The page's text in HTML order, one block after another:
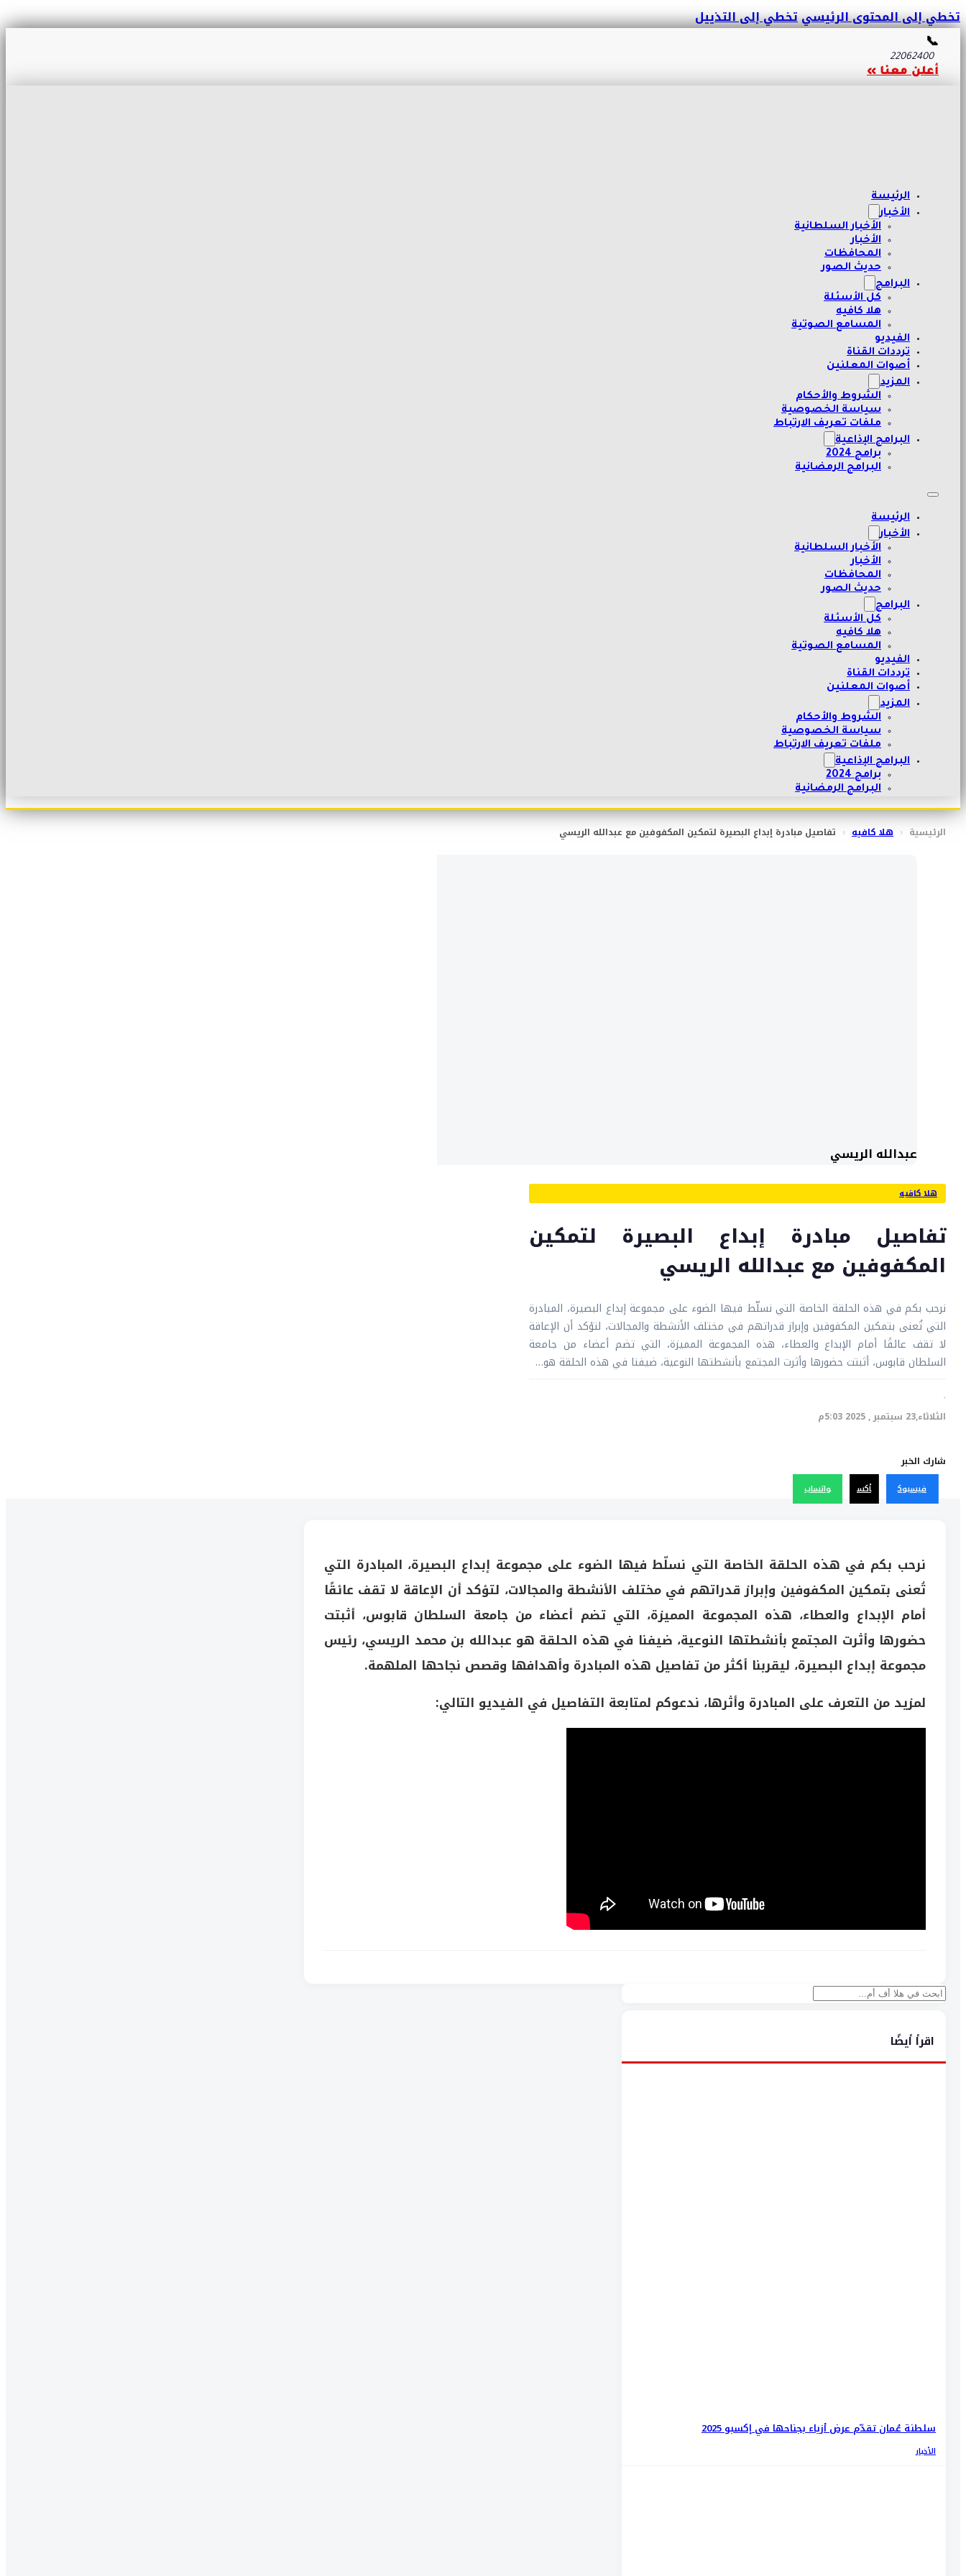
تخطي إلى المحتوى الرئيسيتخطي إلى التذييل
📞
22062400
أعلن معنا »
الرئيسة
الأخبار
الأخبار السلطانية
الأخبار
المحافظات
حديث الصور
البرامج
كل الأسئلة
هلا كافيه
المسامع الصوتية
الفيديو
ترددات القناة
أصوات المعلنين
المزيد
الشروط والأحكام
سياسة الخصوصية
ملفات تعريف الارتباط
البرامج الإذاعية
برامج 2024
البرامج الرمضانية
الرئيسة
الأخبار
الأخبار السلطانية
الأخبار
المحافظات
حديث الصور
البرامج
كل الأسئلة
هلا كافيه
المسامع الصوتية
الفيديو
ترددات القناة
أصوات المعلنين
المزيد
الشروط والأحكام
سياسة الخصوصية
ملفات تعريف الارتباط
البرامج الإذاعية
برامج 2024
البرامج الرمضانية
الرئيسية ‹ هلا كافيه ‹ تفاصيل مبادرة إبداع البصيرة لتمكين المكفوفين مع عبدالله الريسي
عبدالله الريسي
هلا كافيه
تفاصيل مبادرة إبداع البصيرة لتمكين
المكفوفين مع عبدالله الريسي
نرحب بكم في هذه الحلقة الخاصة التي نسلّط فيها الضوء على مجموعة إبداع البصيرة، المبادرة
التي تُعنى بتمكين المكفوفين وإبراز قدراتهم في مختلف الأنشطة والمجالات، لتؤكد أن الإعاقة
لا تقف عائقًا أمام الإبداع والعطاء، هذه المجموعة المميزة، التي تضم أعضاء من جامعة
السلطان قابوس، أثبتت حضورها وأثرت المجتمع بأنشطتها النوعية، ضيفنا في هذه الحلقة هو…
·
الثلاثاء,23 سبتمبر , 2025 5:03م
شارك الخبر
فيسبوك أكس واتساب
نرحب بكم في هذه الحلقة الخاصة التي نسلّط فيها الضوء على مجموعة إبداع البصيرة، المبادرة التي
تُعنى بتمكين المكفوفين وإبراز قدراتهم في مختلف الأنشطة والمجالات، لتؤكد أن الإعاقة لا تقف عائقًا
أمام الإبداع والعطاء، هذه المجموعة المميزة، التي تضم أعضاء من جامعة السلطان قابوس، أثبتت
حضورها وأثرت المجتمع بأنشطتها النوعية، ضيفنا في هذه الحلقة هو عبدالله بن محمد الريسي، رئيس
مجموعة إبداع البصيرة، ليقربنا أكثر من تفاصيل هذه المبادرة وأهدافها وقصص نجاحها الملهمة.
لمزيد من التعرف على المبادرة وأثرها، ندعوكم لمتابعة التفاصيل في الفيديو التالي:
بحث
اقرأ أيضًا
سلطنة عُمان تقدّم عرض أزياء بجناحها في إكسبو 2025
الأخبار